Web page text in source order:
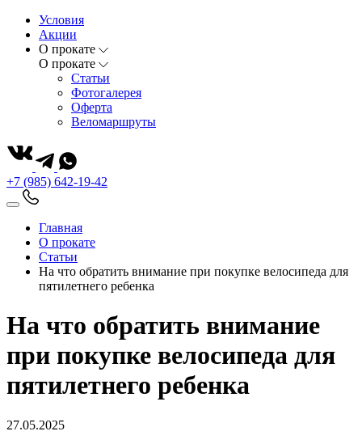
Условия
Акции
О прокате
О прокате
Статьи
Фотогалерея
Оферта
Веломаршруты
+7 (985) 642-19-42
Главная
О прокате
Статьи
На что обратить внимание при покупке велосипеда для
пятилетнего ребенка
На что обратить внимание
при покупке велосипеда для
пятилетнего ребенка
27.05.2025